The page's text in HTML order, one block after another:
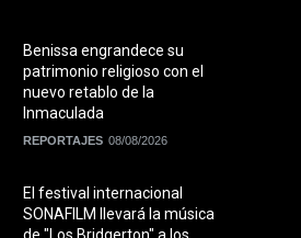
Benissa engrandece su
patrimonio religioso con el
nuevo retablo de la
Inmaculada
REPORTAJES 08/08/2026
El festival internacional
SONAFILM llevará la música
de "Los Bridgerton" a los